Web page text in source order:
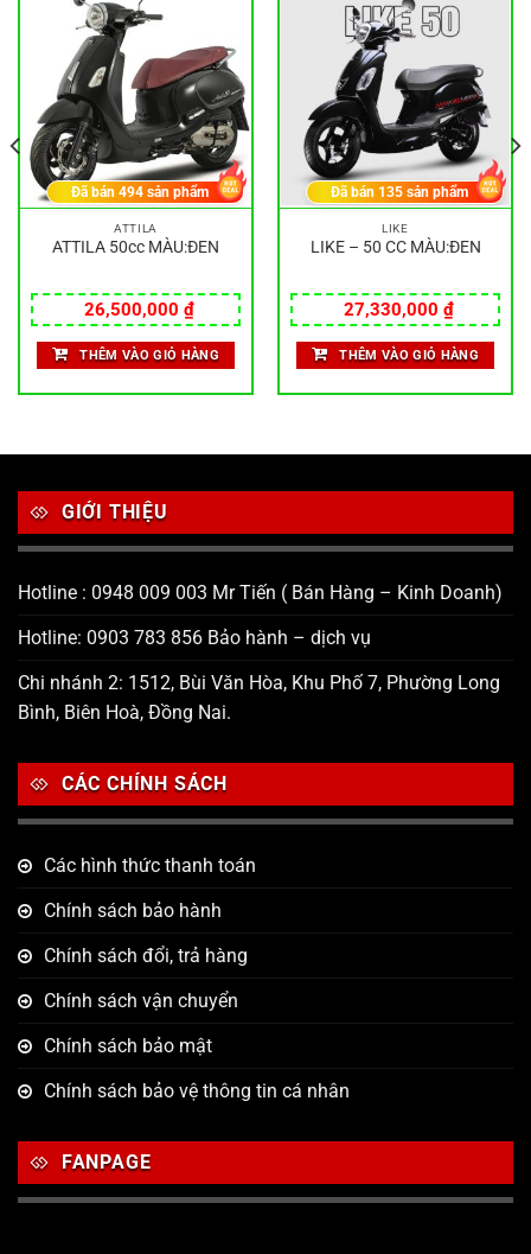
ATTILA
ATTILA 50cc MÀU:ĐEN
26,500,000 ₫
Đã bán494 sản phẩm
THÊM VÀO GIỎ HÀNG
LIKE
LIKE – 50 CC MÀU:ĐEN
27,330,000 ₫
Đã bán 135 sản phẩm
THÊM VÀO GIỎ HÀNG
GIỚI THIỆU
Hotline : 0948 009 003 Mr Tiến ( Bán Hàng – Kinh Doanh)
Hotline: 0903 783 856 Bảo hành – dịch vụ
Chi nhánh 2: 1512, Bùi Văn Hòa, Khu Phố 7, Phường Long
Bình, Biên Hoà, Đồng Nai.
CÁC CHÍNH SÁCH
Các hình thức thanh toán
Chính sách bảo hành
Chính sách đổi, trả hàng
Chính sách vận chuyển
Chính sách bảo mật
Chính sách bảo vệ thông tin cá nhân
FANPAGE